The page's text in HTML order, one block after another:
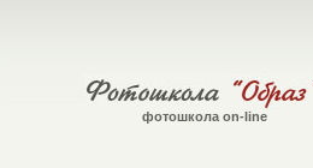
фотошкола on-line